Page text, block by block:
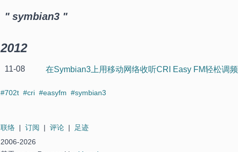
" symbian3 "
2012
11-08 在Symbian3上用移动网络收听CRI Easy FM轻松调频
#702t #cri #easyfm #symbian3
联络 | 订阅 | 评论 |
足迹
2006-2026